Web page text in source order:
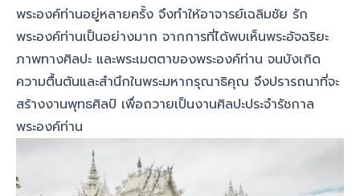
พระองค์ท่านอยู่หลายครั้ง จึงทำให้อาจารย์เฉลิมชัย รัก
พระองค์ท่านเป็นอย่างมาก จากการที่ได้พบเห็นพระอัจฉริยะ
ภาพทางศิลปะ และพระเมตตาของพระองค์ท่าน จนบังเกิด
ความตื้นตันและสำนึกในพระมหากรุณาธิคุณ จึงปรารถนาที่จะ
สร้างงานพุทธศิลป์ เพื่อถวายเป็นงานศิลปะประจำรัชกาล
พระองค์ท่าน